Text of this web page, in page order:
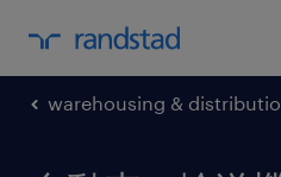
warehousing &